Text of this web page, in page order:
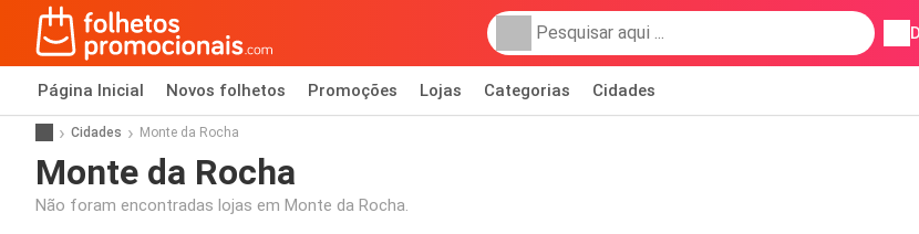
Página Inicial Novos folhetos Promoções Lojas Categorias Cidades
Cidades Monte da Rocha
Monte da Rocha
Não foram encontradas lojas em Monte da Rocha.